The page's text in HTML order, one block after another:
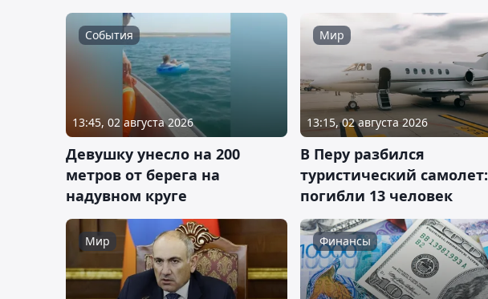
События
13:45, 02 августа 2026
Девушку унесло на 200
метров от берега на
надувном круге
Мир
13:15, 02 августа 2026
В Перу разбился
туристический самолет:
погибли 13 человек
Мир Финансы